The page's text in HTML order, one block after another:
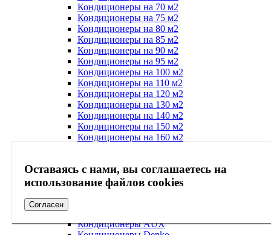
Оставаясь с нами, вы соглашаетесь на
использование файлов cookies
Согласен
Кондиционеры на 70 м2
Кондиционеры на 75 м2
Кондиционеры на 80 м2
Кондиционеры на 85 м2
Кондиционеры на 90 м2
Кондиционеры на 95 м2
Кондиционеры на 100 м2
Кондиционеры на 110 м2
Кондиционеры на 120 м2
Кондиционеры на 130 м2
Кондиционеры на 140 м2
Кондиционеры на 150 м2
Кондиционеры на 160 м2
Кондиционеры на 190 м2
Кондиционеры на 200 м2
Кондиционеры на 300 м2
Кондиционеры AUX